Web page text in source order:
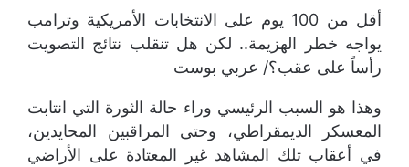
أقل من 100 يوم على الانتخابات الأمريكية وترامب
يواجه خطر الهزيمة.. لكن هل تنقلب نتائج التصويت
رأساً على عقب؟/ عربي بوست
وهذا هو السبب الرئيسي وراء حالة الثورة التي انتابت
المعسكر الديمقراطي، وحتى المراقبين المحايدين،
في أعقاب تلك المشاهد غير المعتادة على الأراضي